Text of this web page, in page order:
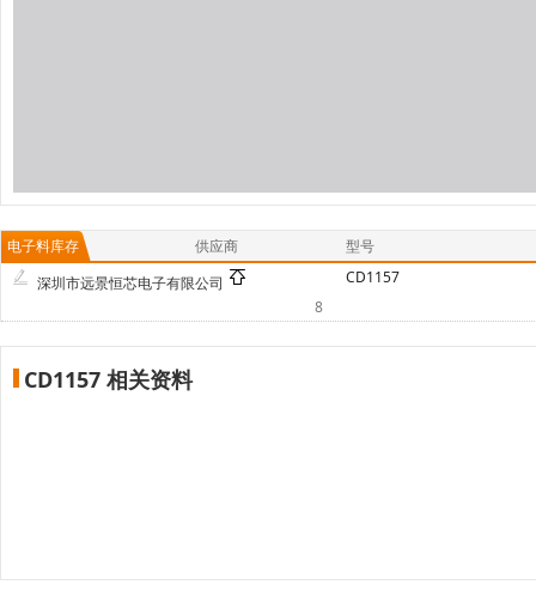
电子料库存 供应商
型号
深圳市远景恒芯电子有限公司
8
CD1157
CD1157 相关资料